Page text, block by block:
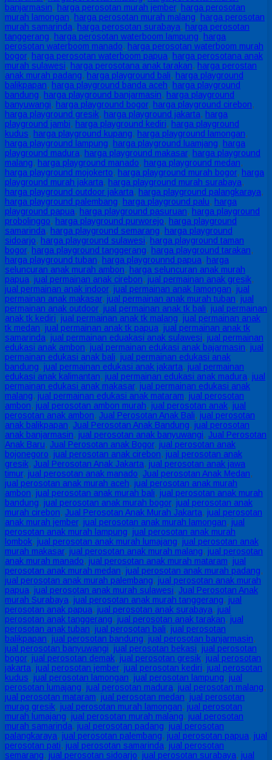
banjarmasin, harga perosotan murah jember, harga perosotan
murah lamongan, harga perosotan murah malang, harga perosotan
murah samarinda, harga perosotan surabaya, harga perosotan
tanggerang, harga perosotan waterboom lampung, harga
perosotan waterboom manado, harga perosotan waterboom murah
bogor, harga perosotan waterboom papua, harga perosotana anak
murah sulawesi, harga perosotana anak tarakan, harga perostan
anak murah padang, harga playground bali, harga playground
balikpapan, harga playground banda aceh, harga playground
bandung, harga playground banjarmasin, harga playground
banyuwangi, harga playground bogor, harga playground cirebon,
harga playground gresik, harga playground jakarta, harga
playground jambi, harga playground kediri, harga playground
kudus, harga playground kupang, harga playground lamongan,
harga playground lampung, harga playground luamjang, harga
playground madura, harga playground makasar, harga playground
malang, harga playground manado, harga playground medan,
harga playground mojokerto, harga playground murah bogor, harga
playground murah jakarta, harga playground murah surabaya,
harga playground outdoor jakarta, harga playground palangkaraya,
harga playground palembang, harga playground palu, harga
playground papua, harga playground pasuruan, harga playground
probolinggo, harga playground purworejo, harga playground
samarinda, harga playground semarang, harga playground
sidoarjo, harga playground sulawesi, harga playground taman
bogor, harga playground tanggerang, harga playground tarakan,
harga playground tuban, harga playgrounnd papua, harga
seluncuran anak murah ambon, harga seluncuran anak murah
papua, jual permainan anak cirebon, jual permainan anak gresik,
jual permainan anak indoor, jual permainan anak lamongan, jual
permainan anak makasar, jual permainan anak murah tuban, jual
permainan anak outdoor, jual permainan anak tk bali, jual permainan
anak tk kediri, jual permainan anak tk malang, jual permainan anak
tk medan, jual permainan anak tk papua, jual permainan anak tk
samarinda, jual permainan eduakasi anak sulawesi, jual permainan
edukasi anak ambon, jual permainan edukasi anak bajarmasin, jual
permainan edukasi anak bali, jual permainan edukasi anak
bandung, jual permainan edukasi anak jakarta, jual permainan
edukasi anak kalimantan, jual permainan edukasi anak madura, jual
permainan edukasi anak makasar, jual permainan edukasi anak
malang, jual permainan edukasi anak mataram, jual perosotan
ambon, jual perosotan ambon murah, jual perosotan anak, jual
perosotan anak ambon, Jual Perosotan Anak Bali, jual perosotan
anak balikpapan, Jual Perosotan Anak Bandung, jual perosotan
anak banjarmasin, jual perosotan anak banyuwangi, Jual Perosotan
Anak Baru, Jual Perosotan anak Bogor, jual perosotan anak
bojonegoro, jual perosotan anak cirebon, jual perosotan anak
gresik, Jual Perosotan Anak Jakarta, jual perosotan anak jawa
timur, jual perosotan anak manado, Jual perosotan Anak Medan,
jual perosotan anak murah aceh, jual perosotan anak murah
ambon, jual perosotan anak murah bali, jual perosotan anak murah
bandung, jual perosotan anak murah bogor, jual perosotan anak
murah cirebon, Jual Perosotan Anak Murah Jakarta, jual perosotan
anak murah jember, jual perosotan anak murah lamongan, jual
perosotan anak murah lampung, jual perosotan anak murah
lombok, jual perosotan anak murah lumajang, jual perosotan anak
murah makasar, jual perosotan anak murah malang, jual perosotan
anak murah manado, jual perosotan anak murah mataram, jual
perosotan anak murah medan, jual perosotan anak murah padang,
jual perosotan anak murah palembang, jual perosotan anak murah
papua, jual perosotan anak murah sulawesi, Jual Perosotan Anak
murah Surabaya, jual perosotan anak murah tanggerang, jual
perosotan anak papua, jual perosotan anak surabaya, jual
perosotan anak tanggerang, jual perosotan anak tarakan, jual
perosotan anak tuban, jual perosotan bali, jual perosotan
balikpapan, jual perosotan bandung, jual perosotan banjarmasin,
jual perosotan banyuwangi, jual perosotan bekasi, jual perosotan
bogor, jual perosotan demak, jual perosotan gresik, jual perosotan
jakarta, jual perosotan jember, jual perosotan kediri, jual perosotan
kudus, jual perosotan lamongan, jual perosotan lampung, jual
perosotan lumajang, jual perosotan madura, jual perosotan malang,
jual perosotan mataram, jual perosotan medan, jual perosotan
murag gresik, jual perosotan murah lamongan, jual perosotan
murah lumajang, jual perosotan murah malang, jual perosotan
murah samarinda, jual perosotan padang, jual perosotan
palangkaraya, jual perosotan palembang, jual perosotan papua, jual
perosotan pati, jual perosotan samarinda, jual perosotan
semarang, jual perosotan sidoarjo, jual perosotan surabaya, jual